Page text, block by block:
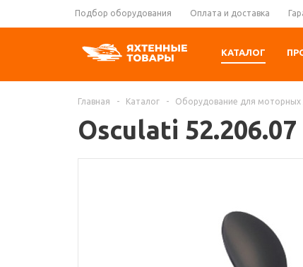
Подбор оборудования Оплата и доставка
КАТАЛОГ
Главная - Каталог - Оборудование для моторных
Osculati